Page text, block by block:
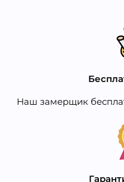
Наш замерщик